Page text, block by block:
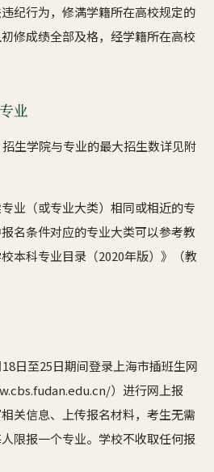
纪行为，修满学籍所在高校规定的
修成绩全部及格，经学籍所在高校
业
生学院与专业的最大招生数详见附
业（或专业大类）相同或相近的专
名条件对应的专业大类可以参考教
本科专业目录（2020年版）》（教
日至25日期间登录上海市插班生网
）进行网上报
关信息、上传报名材料，考生无需
限报一个专业。学校不收取任何报